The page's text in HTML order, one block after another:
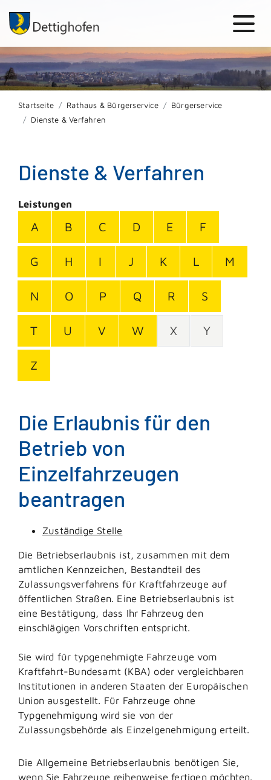
Startseite Rathaus & Bürgerservice
Bürgerservice
Dienste & Verfahren
Dienste & Verfahren
Leistungen
A B C D E F
G H I J K L M
N O P Q R S
T U V W X Y
Z
Die Erlaubnis für den
Betrieb von
Einzelfahrzeugen
beantragen
Zuständige Stelle
Die Betriebserlaubnis ist, zusammen mit dem
amtlichen Kennzeichen, Bestandteil des
Zulassungsverfahrens für Kraftfahrzeuge auf
öffentlichen Straßen. Eine Betriebserlaubnis ist
eine Bestätigung, dass Ihr Fahrzeug den
einschlägigen Vorschriften entspricht.
Sie wird für typgenehmigte Fahrzeuge vom
Kraftfahrt-Bundesamt (KBA) oder vergleichbaren
Institutionen in anderen Staaten der Europäischen
Union ausgestellt. Für Fahrzeuge ohne
Typgenehmigung wird sie von der
Zulassungsbehörde als Einzelgenehmigung erteilt.
Die Allgemeine Betriebserlaubnis benötigen Sie,
wenn Sie Fahrzeuge reihenweise fertigen möchten.